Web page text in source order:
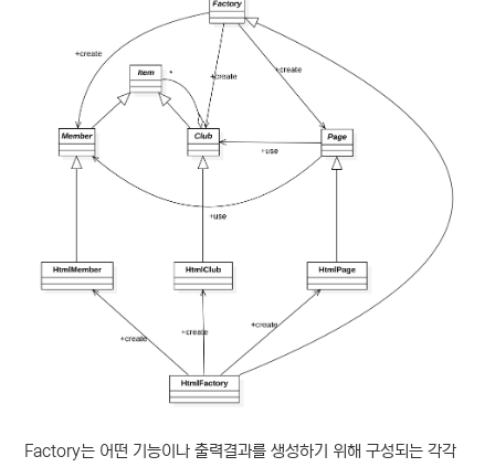
Factory는 어떤 기능이나 출력결과를 생성하기 위해 구성되는 각각